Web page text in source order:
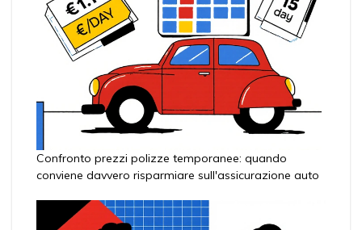
Confronto prezzi polizze temporanee: quando
conviene davvero risparmiare sull'assicurazione auto